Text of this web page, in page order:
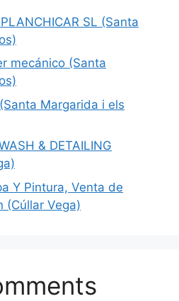
SL (Santa
mecánico (Santa
Margarida i els
& DETAILING
Y Pintura, Venta de
(Cúllar Vega)